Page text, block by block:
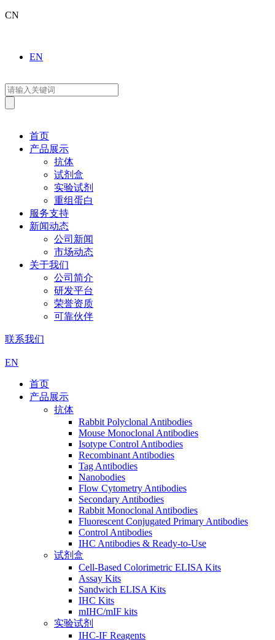
CN
EN
首页
产品展示
抗体
试剂盒
实验试剂
重组蛋白
服务支持
新闻动态
公司新闻
市场动态
关于我们
公司简介
研发平台
荣誉资质
可靠伙伴
联系我们
EN
首页
产品展示
抗体
Rabbit Polyclonal Antibodies
Mouse Monoclonal Antibodies
Isotype Control Antibodies
Recombinant Antibodies
Tag Antibodies
Nanobodies
Flow Cytometry Antibodies
Secondary Antibodies
Rabbit Monoclonal Antibodies
Fluorescent Conjugated Primary Antibodies
Control Antibodies
IHC Antibodies & Ready-to-Use
试剂盒
Cell-Based Colorimetric ELISA Kits
Assay Kits
Sandwich ELISA Kits
IHC Kits
mIHC/mIF kits
实验试剂
IHC-IF Reagents